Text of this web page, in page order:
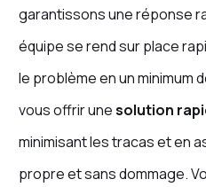
garantissons une réponse
équipe se rend sur place
le problème en un minimum
vous offrir unesolution
minimisant les tracas et en
propre et sans dommage.